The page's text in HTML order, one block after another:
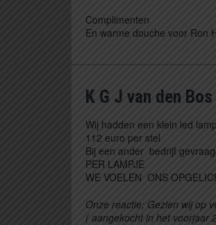
Complimenten
En warme douche voor Ron
K G J van den
Wij hadden een klein led
112 euro per stel
Bij een ander bedrijf
PER LAMPJE
WE VOELEN ONS
Onze reactie; Gezien wij op
( aangekocht in het voorjaar